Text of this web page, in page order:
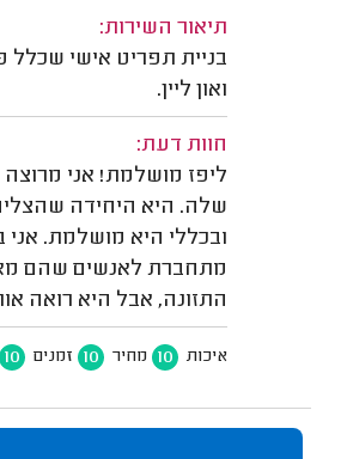
תיאור השירות:
בניית תפריט אישי שכלל
ואון ליין.
חוות דעת:
ליפז מושלמת! אני
שלה. היא היחידה
ובכללי היא מושלמת. אני
מתחברת לאנשים שהם
התזונה, אבל היא רואה
איכות 10 מחיר 10 זמנים 10